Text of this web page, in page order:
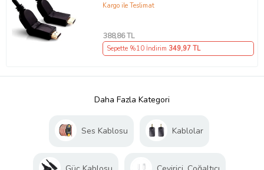
Kargo ile Teslimat
388,86 TL
Sepette %10 İndirim 349,97 TL
Daha Fazla Kategori
Ses Kablosu Kablolar